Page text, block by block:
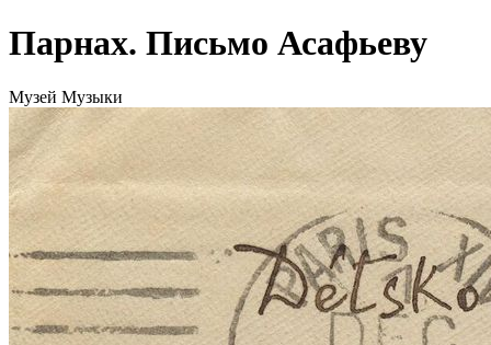
Парнах. Письмо Асафьеву
Музей Музыки